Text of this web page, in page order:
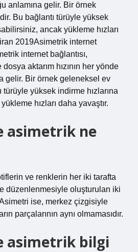
anlamına gelir. Bir örnek
Bu bağlantı türüyle yüksek
ancak yükleme hızları
2019Asimetrik internet
internet bağlantısı,
dosya aktarım hızının her yönde
gelir. Bir örnek geleneksel ev
türüyle yüksek indirme hızlarına
hızları daha yavaştır.
asimetrik ne
ve renklerin her iki tarafta
düzenlenmesiyle oluşturulan iki
Asimetri ise, merkez çizgisiyle
parçalarının aynı olmamasıdır.
asimetrik bilgi